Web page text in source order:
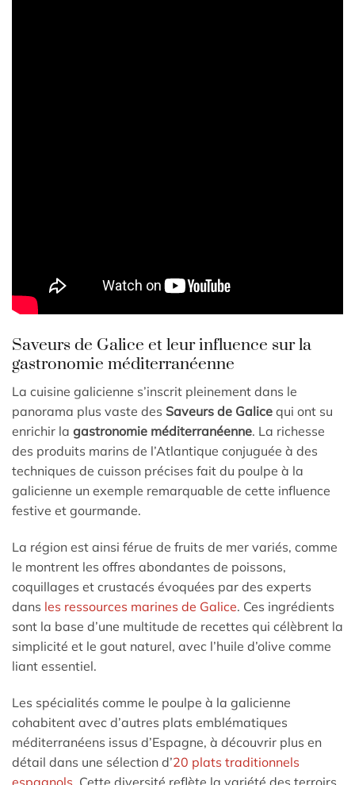
Saveurs de Galice et leur influence sur la
gastronomie méditerranéenne
La cuisine galicienne s’inscrit pleinement dans le
panorama plus vaste des Saveurs de Galice qui ont su
enrichir la gastronomie méditerranéenne. La richesse
des produits marins de l’Atlantique conjuguée à des
techniques de cuisson précises fait du poulpe à la
galicienne un exemple remarquable de cette influence
festive et gourmande.
La région est ainsi férue de fruits de mer variés, comme
le montrent les offres abondantes de poissons,
coquillages et crustacés évoquées par des experts
dans les ressources marines de Galice. Ces ingrédients
sont la base d’une multitude de recettes qui célèbrent la
simplicité et le gout naturel, avec l’huile d’olive comme
liant essentiel.
Les spécialités comme le poulpe à la galicienne
cohabitent avec d’autres plats emblématiques
méditerranéens issus d’Espagne, à découvrir plus en
détail dans une sélection d’20 plats traditionnels
espagnols . Cette diversité reflète la variété des terroirs